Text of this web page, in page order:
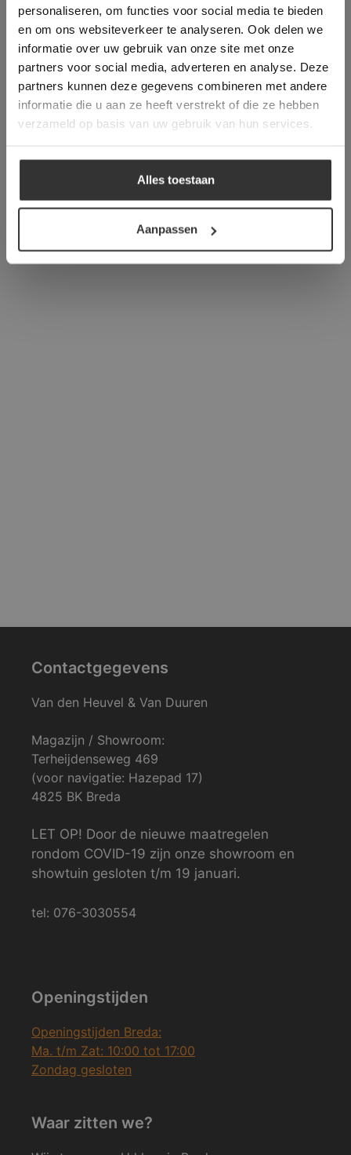
personaliseren, om functies voor social media te bieden
en om ons websiteverkeer te analyseren. Ook delen we
informatie over uw gebruik van onze site met onze
partners voor social media, adverteren en analyse. Deze
partners kunnen deze gegevens combineren met andere
informatie die u aan ze heeft verstrekt of die ze hebben
verzameld op basis van uw gebruik van hun services.
Alles toestaan
Aanpassen
Contactgegevens
Van den Heuvel & Van Duuren
Magazijn / Showroom:
Terheijdenseweg 469
(voor navigatie: Hazepad 17)
4825 BK Breda
LET OP! Door de nieuwe maatregelen
rondom COVID-19 zijn onze showroom en
showtuin gesloten t/m 19 januari.
tel: 076-3030554
Openingstijden
Openingstijden Breda:
Ma. t/m Zat: 10:00 tot 17:00
Zondag gesloten
Waar zitten we?
Deze website gebruikt cookies om de
gebruikerservaring te verbeteren. Door
gebruik te maken van onze website geeft u
toestemming voor alle cookies in
overeenstemming met ons cookiebeleid.Lees
verder
ALLES ACCEPTEREN
ALLES AFWIJZEN
DETAILS WEERGEVEN